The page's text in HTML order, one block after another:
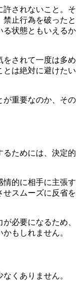
許されないこと。そ
止行為を破ったと
る状態ともいえるか
をされて一度は多め
とは絶対に避けたい
が重要なのか、その
るためには、決定的
情的に相手に主張す
せスムーズに反省を
必要になるため、
もしれません。
くありません。